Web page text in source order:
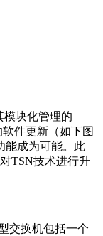
模块化管理的
软件更新（如下图
能成为可能。此
TSN技术进行升
交换机包括一个